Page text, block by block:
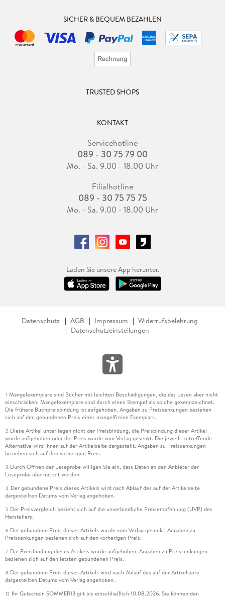
SICHER & BEQUEM BEZAHLEN
TRUSTED SHOPS
KONTAKT
Servicehotline
089 - 30 75 79 00
Mo. - Sa. 9.00 - 18.00 Uhr
Filialhotline
089 - 30 75 75 75
Mo. - Sa. 9.00 - 18.00 Uhr
Laden Sie unsere App herunter.
Datenschutz AGB Impressum
Widerrufsbelehrung
Datenschutzeinstellungen
1 Mängelexemplare sind Bücher mit leichten Beschädigungen, die das Lesen aber nicht
einschränken. Mängelexemplare sind durch einen Stempel als solche gekennzeichnet.
Die frühere Buchpreisbindung ist aufgehoben. Angaben zu Preissenkungen beziehen
sich auf den gebundenen Preis eines mangelfreien Exemplars.
2 Diese Artikel unterliegen nicht der Preisbindung, die Preisbindung dieser Artikel
wurde aufgehoben oder der Preis wurde vom Verlag gesenkt. Die jeweils zutreffende
Alternative wird Ihnen auf der Artikelseite dargestellt. Angaben zu Preissenkungen
beziehen sich auf den vorherigen Preis.
3 Durch Öffnen der Leseprobe willigen Sie ein, dass Daten an den Anbieter der
Leseprobe übermittelt werden.
4 Der gebundene Preis dieses Artikels wird nach Ablauf des auf der Artikelseite
dargestellten Datums vom Verlag angehoben.
5 Der Preisvergleich bezieht sich auf die unverbindliche Preisempfehlung (UVP) des
Herstellers.
6 Der gebundene Preis dieses Artikels wurde vom Verlag gesenkt. Angaben zu
Preissenkungen beziehen sich auf den vorherigen Preis.
7 Die Preisbindung dieses Artikels wurde aufgehoben. Angaben zu Preissenkungen
beziehen sich auf den letzten gebundenen Preis.
8 Der gebundene Preis dieses Artikels wird nach Ablauf des auf der Artikelseite
dargestellten Datums vom Verlag angehoben.
12 Ihr Gutschein SOMMER13 gilt bis einschließlich 10.08.2026. Sie können den